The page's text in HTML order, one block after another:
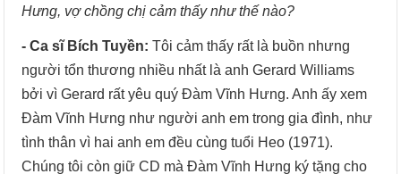
Hưng, vợ chồng chị cảm thấy như thế nào?
- Ca sĩ Bích Tuyền:Tôi cảm thấy rất là buồn nhưng
người tổn thương nhiều nhất là anh Gerard Williams
bởi vì Gerard rất yêu quý Đàm Vĩnh Hưng. Anh ấy xem
Đàm Vĩnh Hưng như người anh em trong gia đình, như
tình thân vì hai anh em đều cùng tuổi Heo (1971).
Chúng tôi còn giữ CD mà Đàm Vĩnh Hưng ký tặng cho